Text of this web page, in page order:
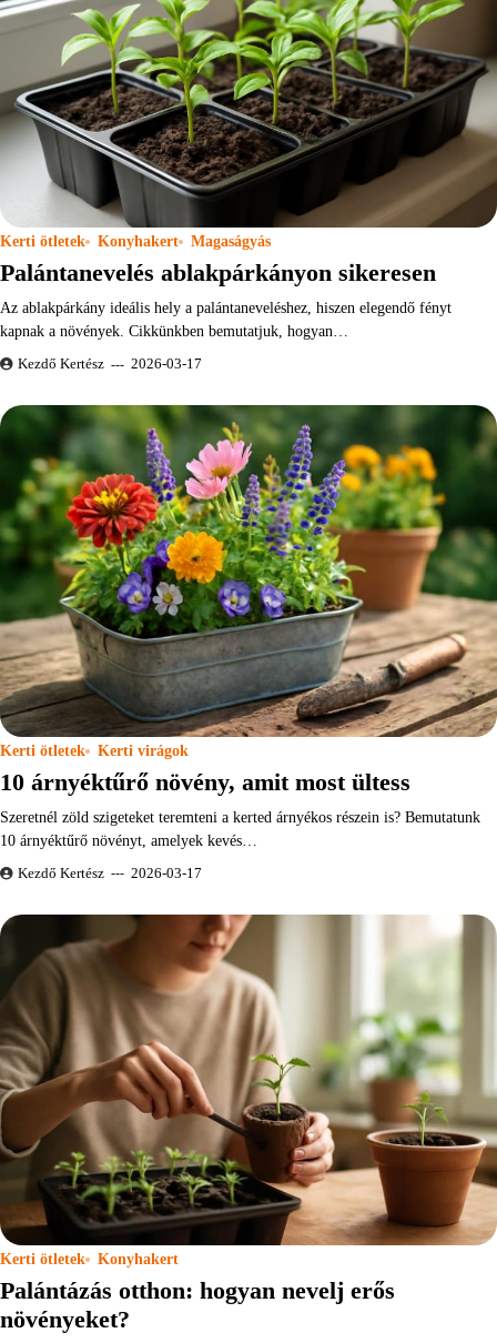
Kerti ötletek Konyhakert Magaságyás
Palántanevelés ablakpárkányon sikeresen
Az ablakpárkány ideális hely a palántaneveléshez, hiszen elegendő fényt
kapnak a növények. Cikkünkben bemutatjuk, hogyan…
Kezdő Kertész 2026-03-17
Kerti ötletek Kerti virágok
10 árnyéktűrő növény, amit most ültess
Szeretnél zöld szigeteket teremteni a kerted árnyékos részein is? Bemutatunk
10 árnyéktűrő növényt, amelyek kevés…
Kezdő Kertész 2026-03-17
Kerti ötletek Konyhakert
Palántázás otthon: hogyan nevelj erős
növényeket?